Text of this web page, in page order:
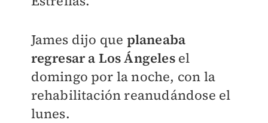
James dijo que planeaba
regresar a Los Ángelesel
domingo por la noche, con la
rehabilitación reanudándose el
lunes.